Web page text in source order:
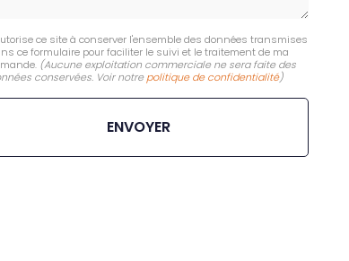
ce site à conserver l'ensemble des données transmises
ce formulaire pour faciliter le suivi et le traitement de ma
(Aucune exploitation commerciale ne sera faite des
conservées. Voir notre politique de confidentialité)